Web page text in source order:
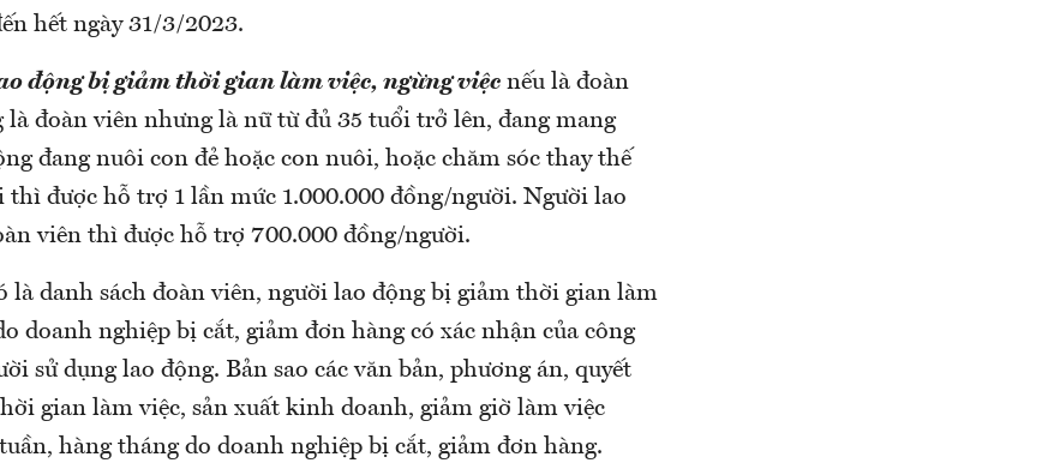
hết ngày 31/3/2023.
động bị giảm thời gian làm việc, ngừng việc nếu là đoàn
là đoàn viên nhưng là nữ từ đủ 35 tuổi trở lên, đang mang
đang nuôi con đẻ hoặc con nuôi, hoặc chăm sóc thay thế
thì được hỗ trợ 1 lần mức 1.000.000 đồng/người. Người lao
viên thì được hỗ trợ 700.000 đồng/người.
là danh sách đoàn viên, người lao động bị giảm thời gian làm
doanh nghiệp bị cắt, giảm đơn hàng có xác nhận của công
sử dụng lao động. Bản sao các văn bản, phương án, quyết
gian làm việc, sản xuất kinh doanh, giảm giờ làm việc
hàng tháng do doanh nghiệp bị cắt, giảm đơn hàng.